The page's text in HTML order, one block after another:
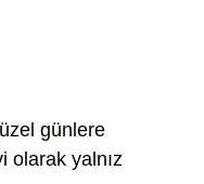
günlere
olarak yalnız